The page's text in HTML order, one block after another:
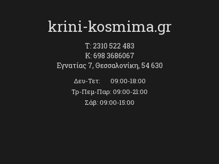
krini-kosmima.gr
T: 2310 522 483
K: 698 3686067
Εγνατίας 7, Θεσσαλονίκη, 54 630
Δευ-Τετ: 09:00-18:00
Τρ-Πεμ-Παρ: 09:00-21:00
Σάβ: 09:00-15:00